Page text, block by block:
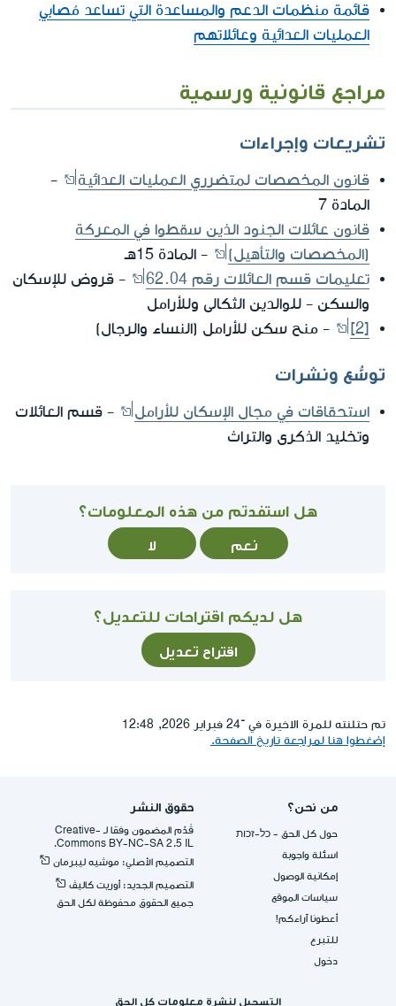
قائمة منظمات الدعم والمساعدة التي تساعد مُصابي
العمليات العدائية وعائلاتهم
مراجع قانونية ورسمية
تشريعات وإجراءات
قانون المخصصات لمتضرري العمليات العدائية
-
المادة 7
قانون عائلات الجنود الذين سقطوا في المعركة
(المخصصات والتأهيل)
- المادة 15هـ
تعليمات قسم العائلات رقم 62.04
- قروض للإسكان
والسكن - للوالدين الثكالى وللأرامل
[2]
- منح سكن للأرامل (النساء والرجال)
توسُّع ونشرات
استحقاقات في مجال الإسكان للأرامل
- قسم العائلات
وتخليد الذكرى والتراث
هل استفدتم من هذه المعلومات؟
نعم لا
هل لديكم اقتراحات للتعديل؟
اقتراح تعديل
تم حتلنته للمرة الاخيرة في ־24 فبراير 2026, 12:48
إضغطوا هنا لمراجعة تاريخ الصفحة.
من نحن؟
حول كل الحق - כל-זכות
اسئلة واجوبة
إمكانية الوصول
سياسات الموقع
أعطونا آراءكم!
للتبرع
دخول
حقوق النشر
قُدِّم المضمون وفقا لـ -Creative
Commons BY-NC-SA 2.5 IL.
التصميم الأصلي: موشيه ليبرمان
التصميم الجديد: أوريت كاليڤ
جميع الحقوق محفوظة لكل الحق
التسجيل لنشرة معلومات كل الحق